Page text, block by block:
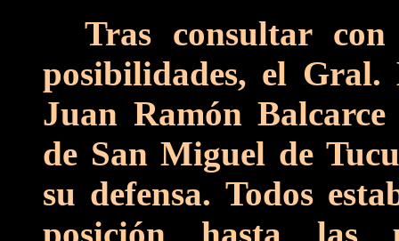
Tras consultar
posibilidades, el
Juan Ramón
de San Miguel de
su defensa. Todos